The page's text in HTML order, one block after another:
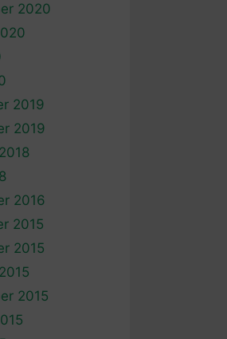
2020
2019
2019
2016
2015
2015
2015